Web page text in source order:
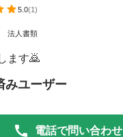
5.0(1)
法人書類
ます🙇
みユーザー
電話で問い合わせ